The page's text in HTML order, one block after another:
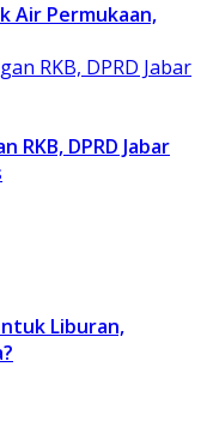
Air Permukaan,
RKB, DPRD Jabar
Liburan,